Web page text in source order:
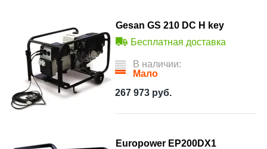
Gesan GS 210 DC H key
Бесплатная доставка
В наличии:
Мало
267 973 руб.
Europower EP200DX1